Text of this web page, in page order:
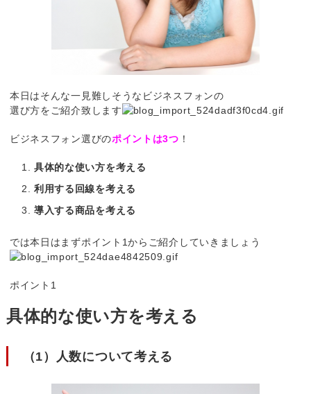
本日はそんな一見難しそうなビジネスフォンの
選び方をご紹介致します
ビジネスフォン選びのポイントは3つ ！
具体的な使い方を考える
利用する回線を考える
導入する商品を考える
では本日はまずポイント1からご紹介していきましょう
ポイント1
具体的な使い方を考える
（1）人数について考える